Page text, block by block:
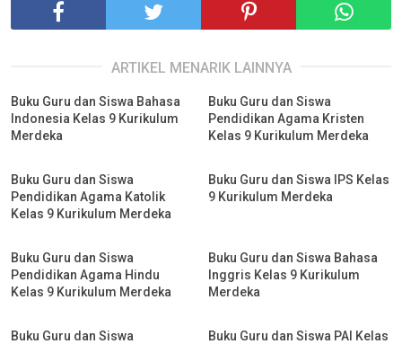
ARTIKEL MENARIK LAINNYA
Buku Guru dan Siswa Bahasa
Indonesia Kelas 9 Kurikulum
Merdeka
Buku Guru dan Siswa
Pendidikan Agama Kristen
Kelas 9 Kurikulum Merdeka
Buku Guru dan Siswa
Pendidikan Agama Katolik
Kelas 9 Kurikulum Merdeka
Buku Guru dan Siswa IPS Kelas
9 Kurikulum Merdeka
Buku Guru dan Siswa
Pendidikan Agama Hindu
Kelas 9 Kurikulum Merdeka
Buku Guru dan Siswa Bahasa
Inggris Kelas 9 Kurikulum
Merdeka
Buku Guru dan Siswa
Buku Guru dan Siswa PAI Kelas